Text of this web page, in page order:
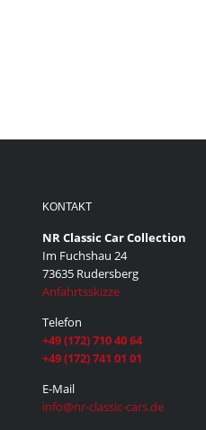
KONTAKT
NR Classic Car Collection
Im Fuchshau 24
73635 Rudersberg
Anfahrtsskizze
Telefon
+49 (172) 710 40 64
+49 (172) 741 01 01
E-Mail
info@nr-classic-cars.de